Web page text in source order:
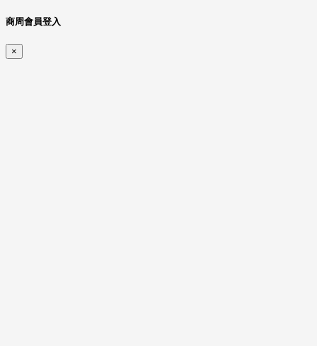
商周會員登入
×